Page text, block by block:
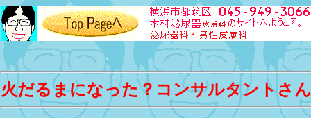
火だるまになった？コンサルタントさん